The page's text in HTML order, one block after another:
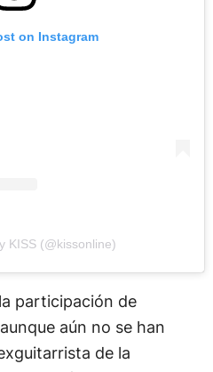
on Instagram
KISS (@kissonline)
participación de
aún no se han
de la